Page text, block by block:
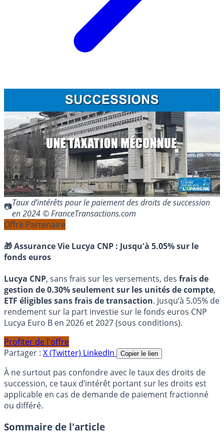
Taux d’intérêts pour le paiement des droits de succession
en 2024 © FranceTransactions.com
Offre Partenaire
🎁 Assurance Vie Lucya CNP : Jusqu'à 5.05% sur le
fonds euros
Lucya CNP, sans frais sur les versements, des frais de
gestion de 0.30% seulement sur les unités de compte,
ETF éligibles sans frais de transaction. Jusqu’à 5.05% de
rendement sur la part investie sur le fonds euros CNP
Lucya Euro B en 2026 et 2027 (sous conditions).
Profiter de l'offre
Partager : X (Twitter) LinkedIn Copier le lien
À ne surtout pas confondre avec le taux des droits de
succession, ce taux d’intérêt portant sur les droits est
applicable en cas de demande de paiement fractionné
ou différé.
Sommaire de l'article